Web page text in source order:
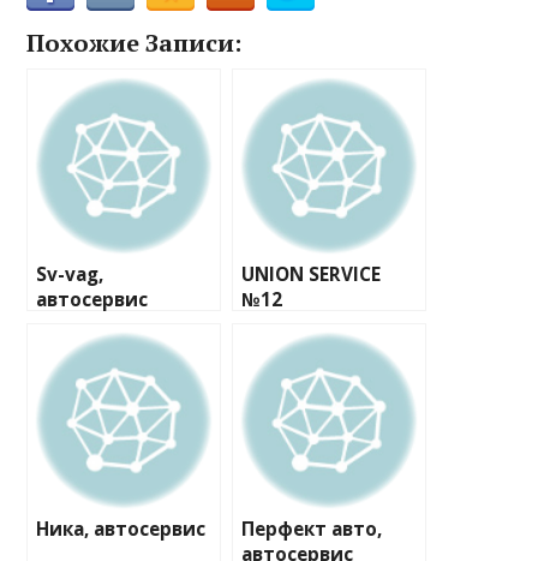
Похожие Записи:
Sv-vag,
автосервис
UNION SERVICE
№12
Ника, автосервис
Перфект авто,
автосервис